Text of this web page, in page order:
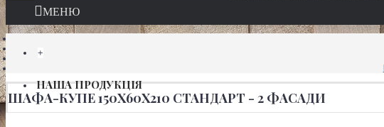
МЕНЮ
+
НАША ПРОДУКЦІЯ
ШАФА-КУПЕ 150Х60Х210 СТАНДАРТ - 2 ФАСАДИ